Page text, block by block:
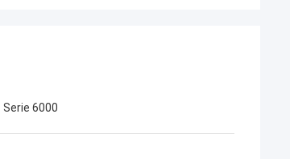
Serie 6000